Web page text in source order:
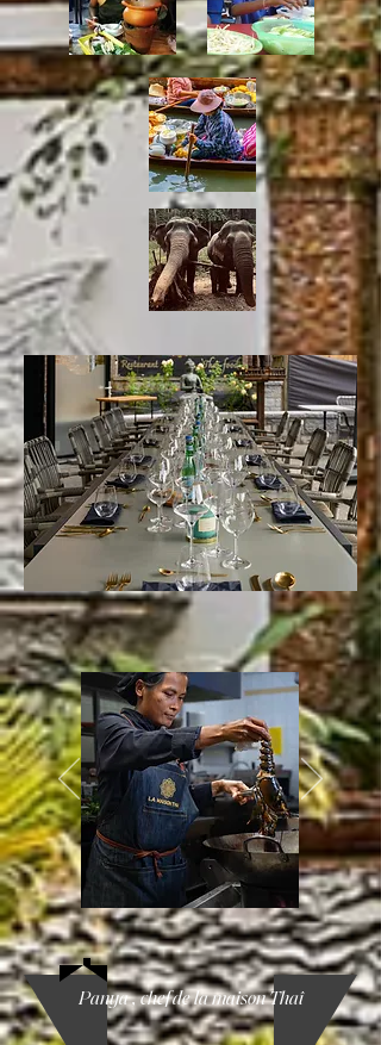
Panya , chef de la maison Thaî